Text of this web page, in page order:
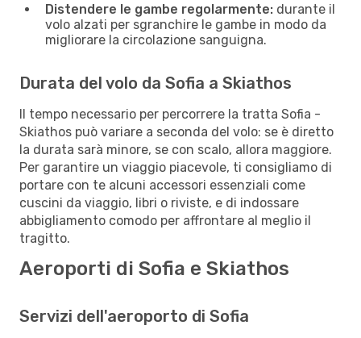
Distendere le gambe regolarmente: durante il
volo alzati per sgranchire le gambe in modo da
migliorare la circolazione sanguigna.
Durata del volo da Sofia a Skiathos
Il tempo necessario per percorrere la tratta Sofia -
Skiathos può variare a seconda del volo: se è diretto
la durata sarà minore, se con scalo, allora maggiore.
Per garantire un viaggio piacevole, ti consigliamo di
portare con te alcuni accessori essenziali come
cuscini da viaggio, libri o riviste, e di indossare
abbigliamento comodo per affrontare al meglio il
tragitto.
Aeroporti di Sofia e Skiathos
Servizi dell'aeroporto di Sofia